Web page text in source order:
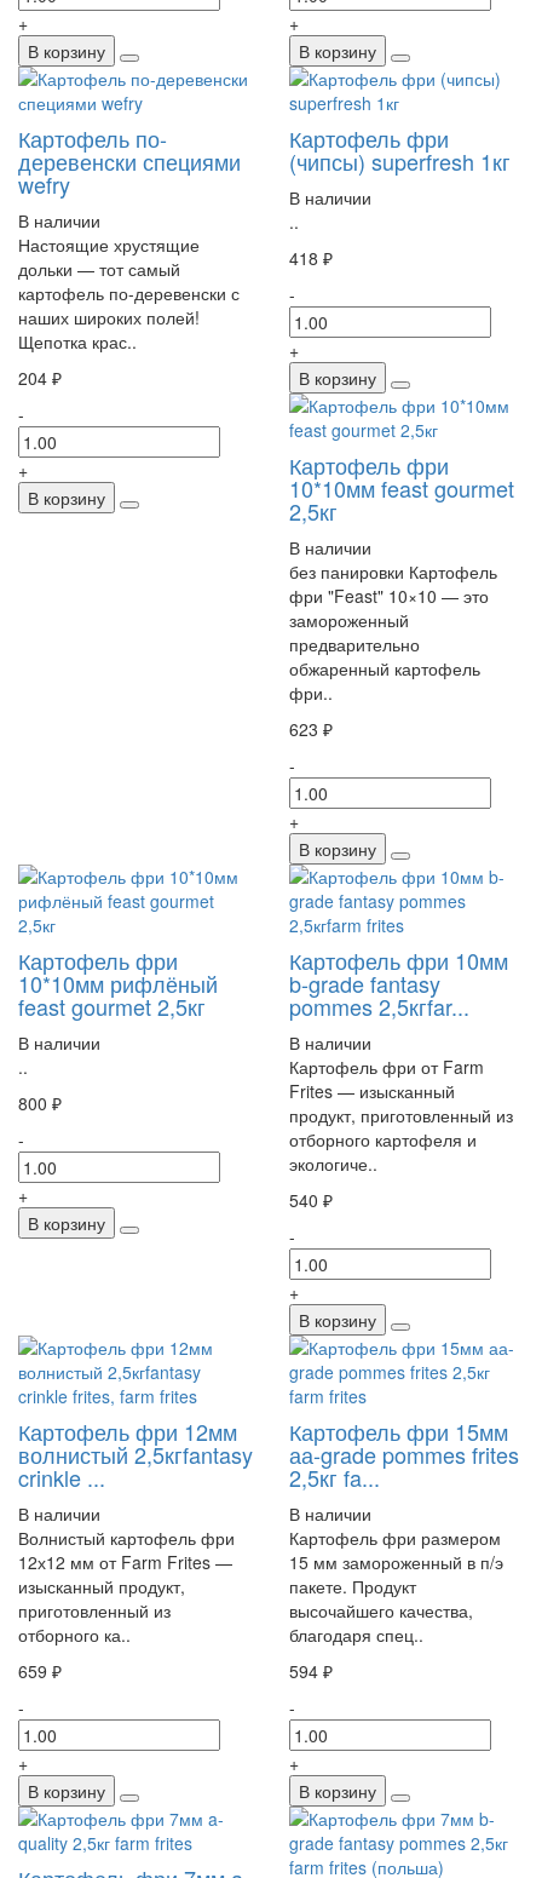
+
В корзину
+
В корзину
Картофель по-
деревенски специями
wefry
В наличии
Настоящие хрустящие
дольки — тот самый
картофель по-деревенски с
наших широких полей!
Щепотка крас..
204 ₽
-
+
В корзину
Картофель фри
(чипсы) superfresh 1кг
В наличии
..
418 ₽
-
+
В корзину
Картофель фри
10*10мм feast gourmet
2,5кг
В наличии
без панировки Картофель
фри "Feast" 10×10 — это
замороженный
предварительно
обжаренный картофель
фри..
623 ₽
-
+
В корзину
Картофель фри
10*10мм рифлёный
feast gourmet 2,5кг
В наличии
..
800 ₽
-
+
В корзину
Картофель фри 10мм
b-grade fantasy
pommes 2,5кгfar...
В наличии
Картофель фри от Farm
Frites — изысканный
продукт, приготовленный из
отборного картофеля и
экологиче..
540 ₽
-
+
В корзину
Картофель фри 12мм
волнистый 2,5кгfantasy
crinkle ...
В наличии
Волнистый картофель фри
12х12 мм от Farm Frites —
изысканный продукт,
приготовленный из
отборного ка..
659 ₽
-
+
В корзину
Картофель фри 15мм
аа-grade pommes frites
2,5кг fa...
В наличии
Картофель фри размером
15 мм замороженный в п/э
пакете. Продукт
высочайшего качества,
благодаря спец..
594 ₽
-
+
В корзину